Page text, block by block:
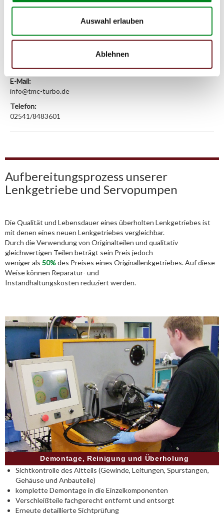
Auswahl erlauben
Ablehnen
TMC Turbolader Manufaktur Coesfeld
Am Wasserturm 55, Coesfeld, NRW, 48653, DE
E-Mail:
info@tmc-turbo.de
Telefon:
02541/8483601
Aufbereitungsprozess unserer
Lenkgetriebe und Servopumpen
Die Qualität und Lebensdauer eines überholten Lenkgetriebes ist
mit denen eines neuen Lenkgetriebes vergleichbar.
Durch die Verwendung von Originalteilen und qualitativ
gleichwertigen Teilen beträgt sein Preis jedoch
weniger als 50%des Preises eines Originallenkgetriebes. Auf diese
Weise können Reparatur- und
Instandhaltungskosten reduziert werden.
Demontage, Reinigung und Überholung
Sichtkontrolle des Altteils (Gewinde, Leitungen, Spurstangen,
Gehäuse und Anbauteile)
komplette Demontage in die Einzelkomponenten
Verschleißteile fachgerecht entfernt und entsorgt
Erneute detaillierte Sichtprüfung